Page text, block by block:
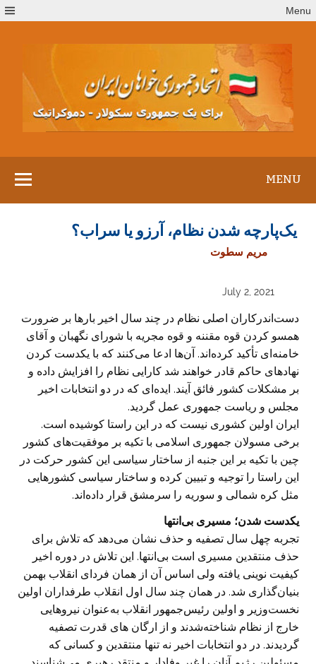
to
Menu
MENU
یک‌پارچه شدن نظام، آرزو یا سراب؟
مریم سطوت
July 2, 2021
دست‌اندرکاران اصلی نظام در چند سال اخیر بارها بر ضرورت
همسو کردن قوه مقننه و قوه مجریه با شورای نگهبان و آقای
خامنه‌ای تأکید کرده‌اند. آن‌ها ادعا می‌کنند که با یکدست کردن
نهادهای حاکم قادر خواهند شد کارایی نظام را افزایش داده و
بر مشکلات کشور فائق آیند. ایده‌ای که در دو انتخابات اخیر
مجلس و ریاست جمهوری عمل گردید.
ایران اولین کشوری نیست که در این راستا کوشیده است.
برخی مسولان جمهوری اسلامی با تکیه بر موفقیت‌های کشور
چین با تکیه بر این جنبه از ساختار سیاسی این کشور حرکت در
این راستا را توجیه و تبیین کرده و ساختار سیاسی کشورهایی
مثل کره شمالی و سوریه را سرمشق قرار داده‌اند.
یکدست شدن؛ مسیری بی‌انتها
تجربه چهل سال تصفیه و حذف نشان می‌دهد که تلاش برای
حذف منتقدین مسیری است بی‌انتها. این تلاش در دوره اخیر
کیفیت نوینی یافته ولی اساس آن از همان فردای انقلاب بهمن
بنیان‌گذاری شد. در همان چند سال اول انقلاب طرفداران اولین
نخست‌وزیر و اولین رئیس‌جمهور انقلاب به‌عنوان نیروهایی
خارج از نظام شناخته‌شدند و از ارگان های قدرت تصفیه
گردیدند. در دو انتخابات اخیر نه تنها منتقدین و کسانی که